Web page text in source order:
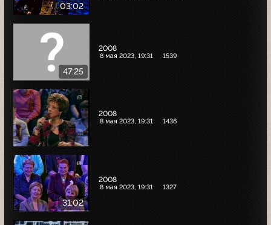
03:02
47:25
2008
8 мая 2023, 19:31 1539
2008
8 мая 2023, 19:31 1436
31:02
2008
8 мая 2023, 19:31 1327